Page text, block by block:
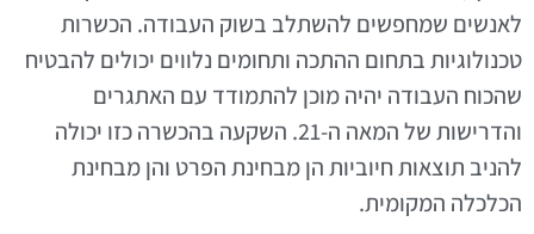
לאנשים שמחפשים להשתלב בשוק העבודה. הכשרות
טכנולוגיות בתחום ההתכה ותחומים נלווים יכולים להבטיח
שהכוח העבודה יהיה מוכן להתמודד עם האתגרים
והדרישות של המאה ה-21. השקעה בהכשרה כזו יכולה
להניב תוצאות חיוביות הן מבחינת הפרט והן מבחינת
הכלכלה המקומית.